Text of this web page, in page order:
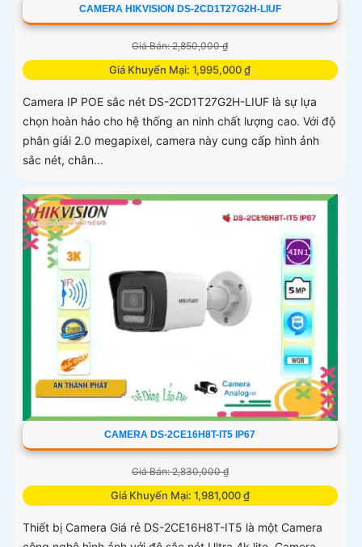
CAMERA HIKVISION DS-2CD1T27G2H-LIUF
Giá Bán: 2,850,000 ₫
Giá Khuyến Mại: 1,995,000 ₫
Camera IP POE sắc nét DS-2CD1T27G2H-LIUF là sự lựa
chọn hoàn hảo cho hệ thống an ninh chất lượng cao. Với độ
phân giải 2.0 megapixel, camera này cung cấp hình ảnh
sắc nét, chân...
CAMERA DS-2CE16H8T-IT5 IP67
Giá Bán: 2,830,000 ₫
Giá Khuyến Mại: 1,981,000 ₫
Thiết bị Camera Giá rẻ DS-2CE16H8T-IT5 là một Camera